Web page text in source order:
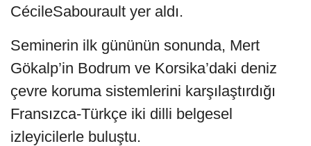
CécileSabourault yer aldı.
Seminerin ilk gününün sonunda, Mert
Gökalp’in Bodrum ve Korsika’daki deniz
çevre koruma sistemlerini karşılaştırdığı
Fransızca-Türkçe iki dilli belgesel
izleyicilerle buluştu.